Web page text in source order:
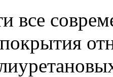
все